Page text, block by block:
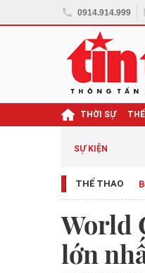
0914.914.999
THỜI SỰ
SỰ KIỆN
THỂ THAO
World
lớn